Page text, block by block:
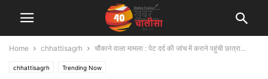
Home chhattisagrh चौंकाने वाला मामला : पेट दर्द की जांच में कराने पहुंची छात्रा...
chhattisagrh Trending Now